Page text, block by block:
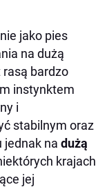
jako pies
na dużą
bardzo
instynktem
i
stabilnym oraz
jednak na dużą
krajach
jej